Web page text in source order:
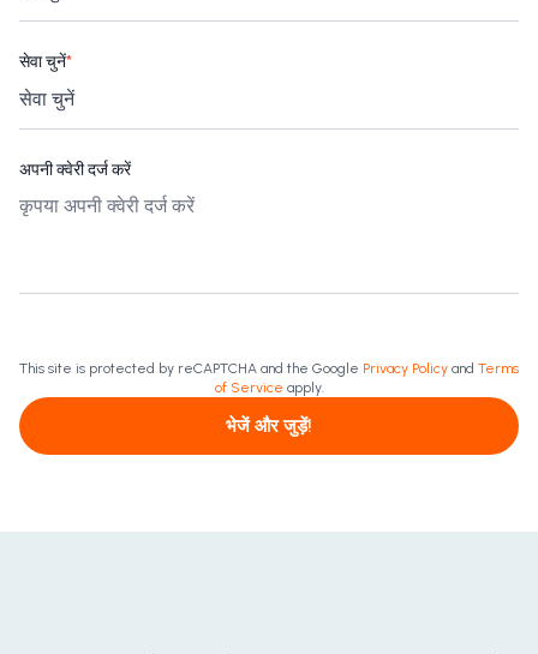
सेवा चुनें*
अपनी क्वेरी दर्ज करें
This site is protected by reCAPTCHA and the Google Privacy Policy and Terms
of Service apply.
भेजें और जुड़ें!